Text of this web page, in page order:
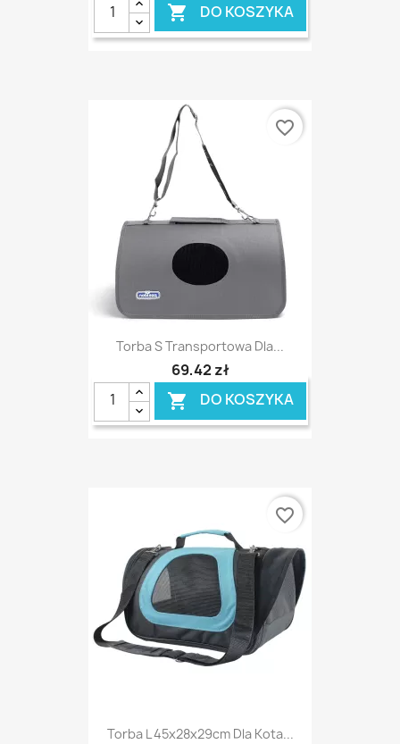
 DO KOSZYKA
Torba S Transportowa Dla...
69,42 zł
 DO KOSZYKA
favorite_border
Torba L 45x28x29cm Dla Kota...
favorite_border